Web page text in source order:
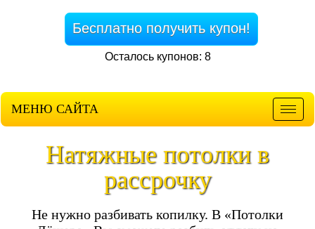
Бесплатно получить купон!
Осталось купонов: 8
МЕНЮ САЙТА
Натяжные потолки в
рассрочку
Не нужно разбивать копилку. В «Потолки